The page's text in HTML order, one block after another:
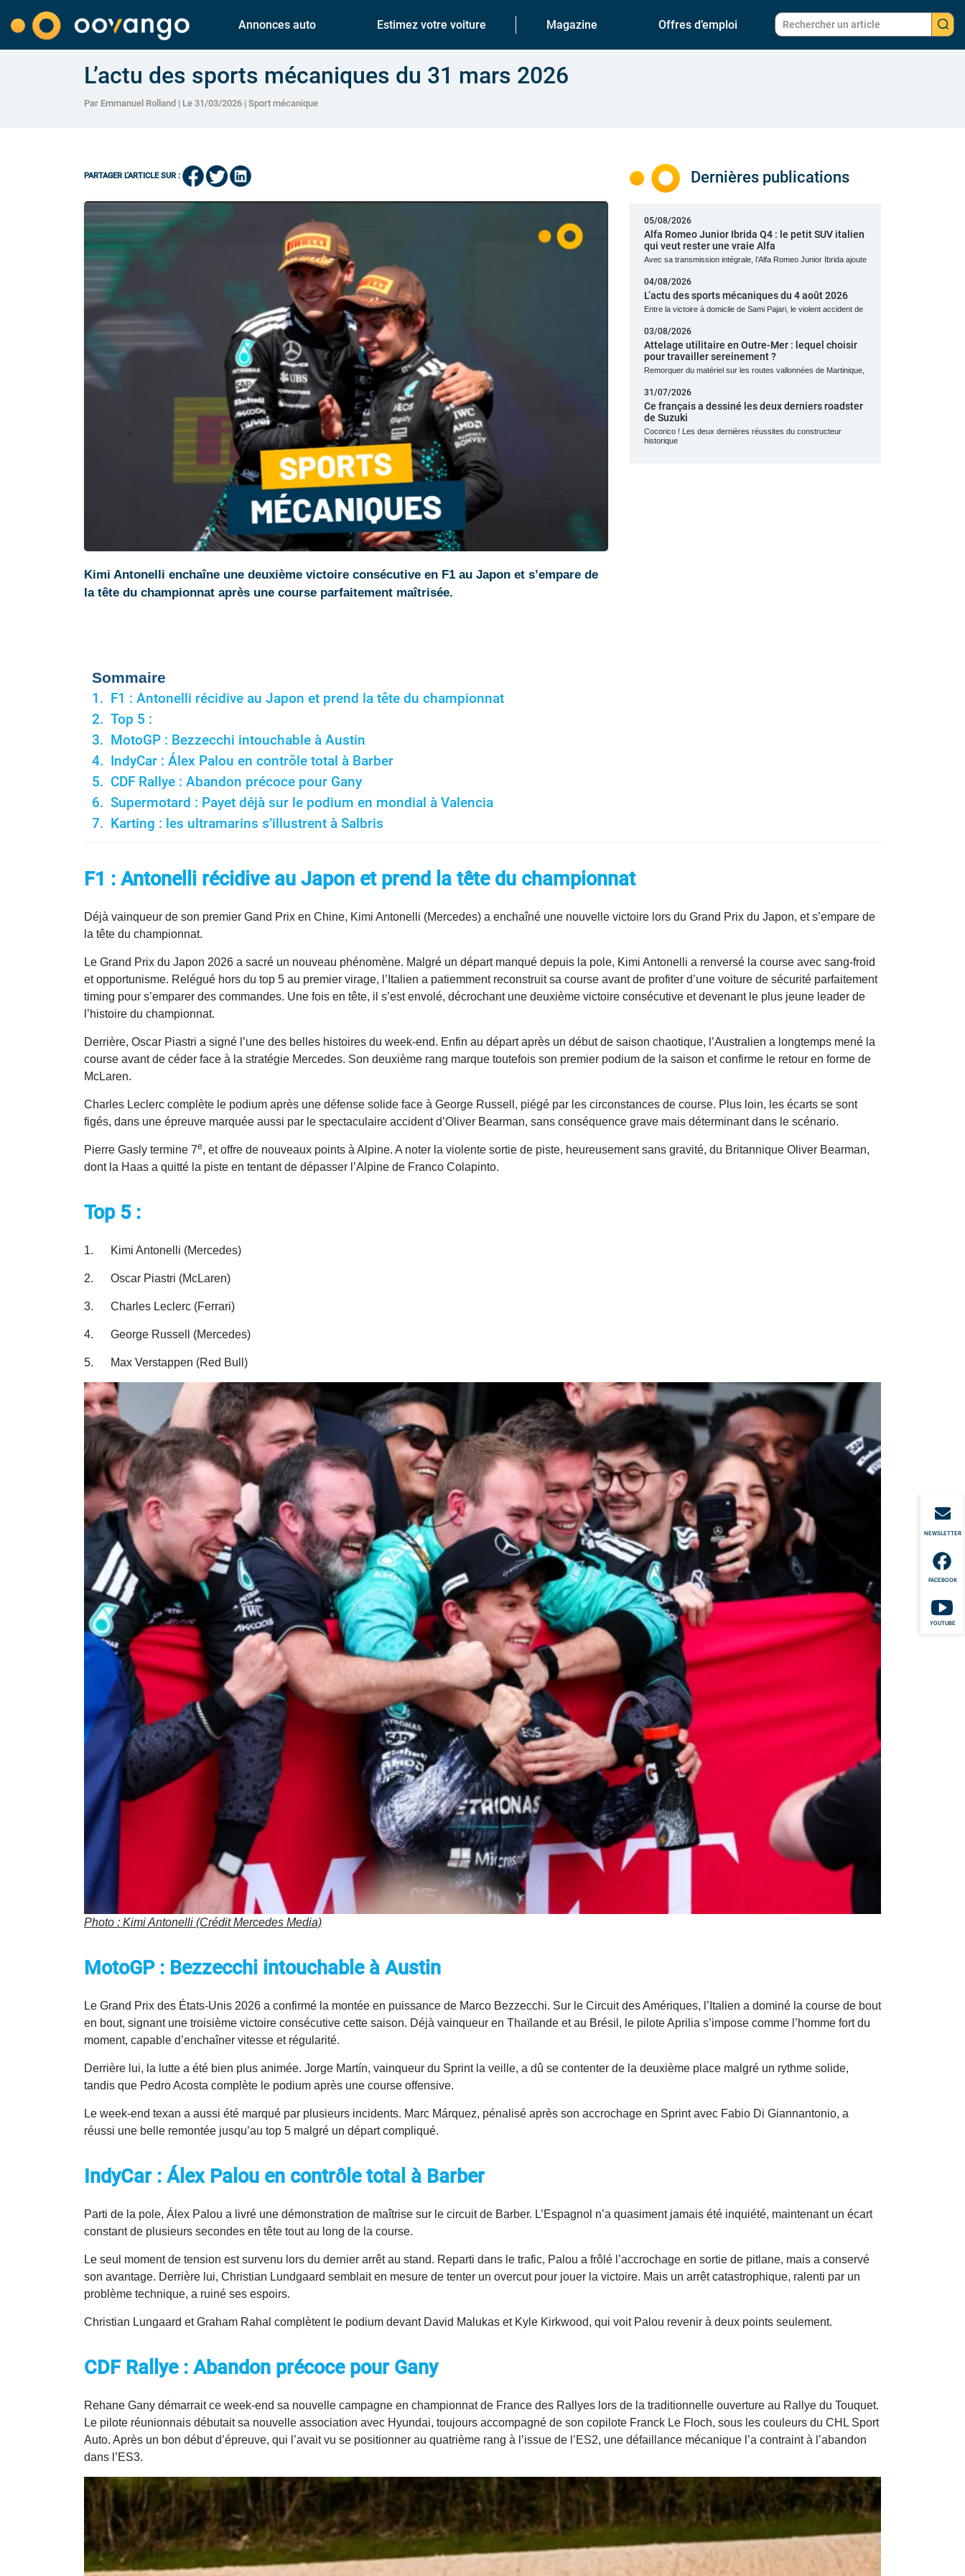
Annonces auto Estimez votre voiture Magazine Offres d’emploi
NEWSLETTER
FACEBOOK
YOUTUBE
L’actu des sports mécaniques du 31 mars 2026
Par Emmanuel Rolland | Le 31/03/2026 | Sport mécanique
PARTAGER L'ARTICLE SUR :
Kimi Antonelli enchaîne une deuxième victoire consécutive en F1 au Japon et s’empare de
la tête du championnat après une course parfaitement maîtrisée.
Dernières publications
05/08/2026
Alfa Romeo Junior Ibrida Q4 : le petit SUV italien
qui veut rester une vraie Alfa
Avec sa transmission intégrale, l’Alfa Romeo Junior Ibrida ajoute
04/08/2026
L’actu des sports mécaniques du 4 août 2026
Entre la victoire à domicile de Sami Pajari, le violent accident de
03/08/2026
Attelage utilitaire en Outre-Mer : lequel choisir
pour travailler sereinement ?
Remorquer du matériel sur les routes vallonnées de Martinique,
31/07/2026
Ce français a dessiné les deux derniers roadster
de Suzuki
Cocorico ! Les deux dernières réussites du constructeur
historique
Sommaire
F1 : Antonelli récidive au Japon et prend la tête du championnat
Top 5 :
MotoGP : Bezzecchi intouchable à Austin
IndyCar : Álex Palou en contrôle total à Barber
CDF Rallye : Abandon précoce pour Gany
Supermotard : Payet déjà sur le podium en mondial à Valencia
Karting : les ultramarins s’illustrent à Salbris
F1 : Antonelli récidive au Japon et prend la tête du championnat
Déjà vainqueur de son premier Gand Prix en Chine, Kimi Antonelli (Mercedes) a enchaîné une nouvelle victoire lors du Grand Prix du Japon, et s’empare de
la tête du championnat.
Le Grand Prix du Japon 2026 a sacré un nouveau phénomène. Malgré un départ manqué depuis la pole, Kimi Antonelli a renversé la course avec sang-froid
et opportunisme. Relégué hors du top 5 au premier virage, l’Italien a patiemment reconstruit sa course avant de profiter d’une voiture de sécurité parfaitement
timing pour s’emparer des commandes. Une fois en tête, il s’est envolé, décrochant une deuxième victoire consécutive et devenant le plus jeune leader de
l’histoire du championnat.
Derrière, Oscar Piastri a signé l’une des belles histoires du week-end. Enfin au départ après un début de saison chaotique, l’Australien a longtemps mené la
course avant de céder face à la stratégie Mercedes. Son deuxième rang marque toutefois son premier podium de la saison et confirme le retour en forme de
McLaren.
Charles Leclerc complète le podium après une défense solide face à George Russell, piégé par les circonstances de course. Plus loin, les écarts se sont
figés, dans une épreuve marquée aussi par le spectaculaire accident d’Oliver Bearman, sans conséquence grave mais déterminant dans le scénario.
Pierre Gasly termine 7e, et offre de nouveaux points à Alpine. A noter la violente sortie de piste, heureusement sans gravité, du Britannique Oliver Bearman,
dont la Haas a quitté la piste en tentant de dépasser l’Alpine de Franco Colapinto.
Top 5 :
1. Kimi Antonelli (Mercedes)
2. Oscar Piastri (McLaren)
3. Charles Leclerc (Ferrari)
4. George Russell (Mercedes)
5. Max Verstappen (Red Bull)
Photo : Kimi Antonelli (Crédit Mercedes Media)
MotoGP : Bezzecchi intouchable à Austin
Le Grand Prix des États-Unis 2026 a confirmé la montée en puissance de Marco Bezzecchi. Sur le Circuit des Amériques, l’Italien a dominé la course de bout
en bout, signant une troisième victoire consécutive cette saison. Déjà vainqueur en Thaïlande et au Brésil, le pilote Aprilia s’impose comme l’homme fort du
moment, capable d’enchaîner vitesse et régularité.
Derrière lui, la lutte a été bien plus animée. Jorge Martín, vainqueur du Sprint la veille, a dû se contenter de la deuxième place malgré un rythme solide,
tandis que Pedro Acosta complète le podium après une course offensive.
Le week-end texan a aussi été marqué par plusieurs incidents. Marc Márquez, pénalisé après son accrochage en Sprint avec Fabio Di Giannantonio, a
réussi une belle remontée jusqu’au top 5 malgré un départ compliqué.
IndyCar : Álex Palou en contrôle total à Barber
Parti de la pole, Álex Palou a livré une démonstration de maîtrise sur le circuit de Barber. L’Espagnol n’a quasiment jamais été inquiété, maintenant un écart
constant de plusieurs secondes en tête tout au long de la course.
Le seul moment de tension est survenu lors du dernier arrêt au stand. Reparti dans le trafic, Palou a frôlé l’accrochage en sortie de pitlane, mais a conservé
son avantage. Derrière lui, Christian Lundgaard semblait en mesure de tenter un overcut pour jouer la victoire. Mais un arrêt catastrophique, ralenti par un
problème technique, a ruiné ses espoirs.
Christian Lungaard et Graham Rahal complètent le podium devant David Malukas et Kyle Kirkwood, qui voit Palou revenir à deux points seulement.
CDF Rallye : Abandon précoce pour Gany
Rehane Gany démarrait ce week-end sa nouvelle campagne en championnat de France des Rallyes lors de la traditionnelle ouverture au Rallye du Touquet.
Le pilote réunionnais débutait sa nouvelle association avec Hyundai, toujours accompagné de son copilote Franck Le Floch, sous les couleurs du CHL Sport
Auto. Après un bon début d’épreuve, qui l’avait vu se positionner au quatrième rang à l’issue de l’ES2, une défaillance mécanique l’a contraint à l’abandon
dans l’ES3.